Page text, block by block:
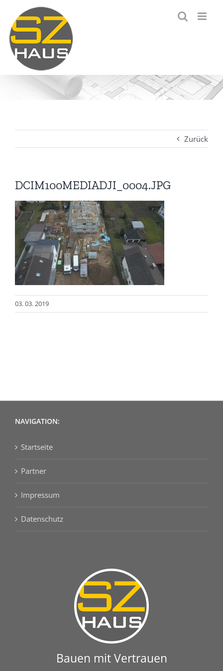
Inhalt
springen
Zurück
DCIM100MEDIADJI_0004.JPG
03. 03. 2019
NAVIGATION:
Startseite
Partner
Impressum
Datenschutz
Bauen mit Vertrauen